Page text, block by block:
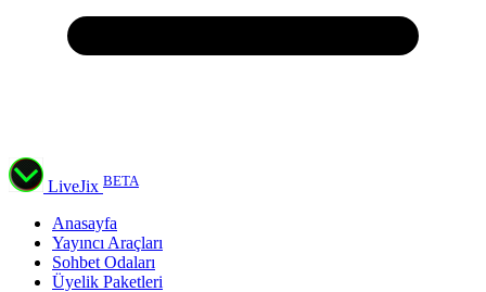
LiveJix BETA
Anasayfa
Yayıncı Araçları
Sohbet Odaları
Üyelik Paketleri